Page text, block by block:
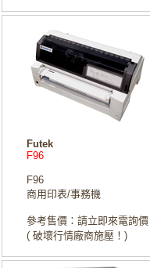
Futek
F96
F96
商用印表/事務機
參考售價：請立即來電詢價
( 破壞行情廠商施壓！)